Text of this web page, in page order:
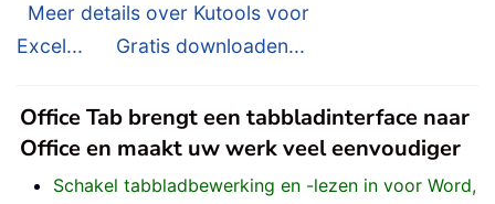
Meer details over Kutools voor
Excel...
Gratis downloaden...
Office Tab brengt een tabbladinterface naar
Office en maakt uw werk veel eenvoudiger
Schakel tabbladbewerking en -lezen in voor Word,